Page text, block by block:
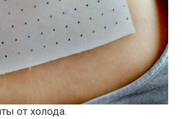
от холода.